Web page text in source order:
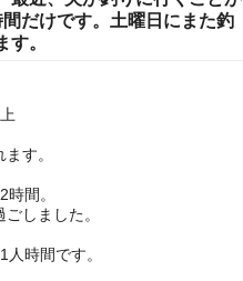
だけです。土曜日にまた釣
。
す。
間。
しました。
時間です。